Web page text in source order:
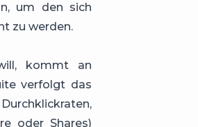
um den sich
zu werden.
kommt an
verfolgt das
oder Shares)